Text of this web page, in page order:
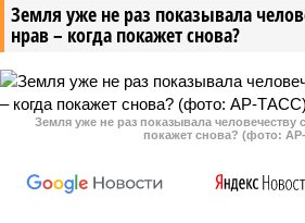
Земля уже не раз показывала
нрав – когда покажет снова?
Земля уже не раз показывала человечеству
покажет снова? (фото: